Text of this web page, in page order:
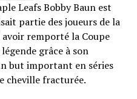
Leafs Bobby Baun est
partie des joueurs de la
remporté la Coupe
grâce à son
but important en séries
cheville fracturée.